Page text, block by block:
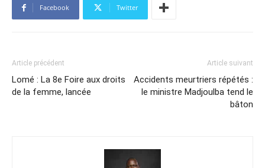
Facebook Twitter
Article précédent
Lomé : La 8e Foire aux droits
de la femme, lancée
Article suivant
Accidents meurtriers répétés :
le ministre Madjoulba tend le
bâton